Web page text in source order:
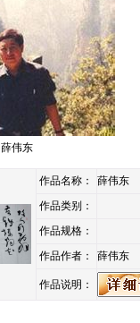
薛伟东
作品名称：
薛伟东
作品类别：
作品规格：
作品作者：
薛伟东
作品说明：